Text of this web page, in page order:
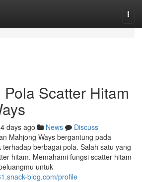
Scatter Hitam
days ago News
Discuss
Mahjong Ways bergantung pada
berbagai pola. Salah satu yang
hitam. Memahami fungsi scatter hitam
untuk
blog.com/profile